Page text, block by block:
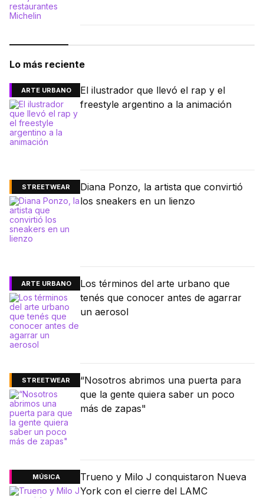
Lo más reciente
ARTE URBANO
El ilustrador que llevó el rap y el
freestyle argentino a la animación
STREETWEAR
Diana Ponzo, la artista que convirtió
los sneakers en un lienzo
ARTE URBANO
Los términos del arte urbano que
tenés que conocer antes de agarrar
un aerosol
STREETWEAR
“Nosotros abrimos una puerta para
que la gente quiera saber un poco
más de zapas"
MÚSICA
Trueno y Milo J conquistaron Nueva
York con el cierre del LAMC